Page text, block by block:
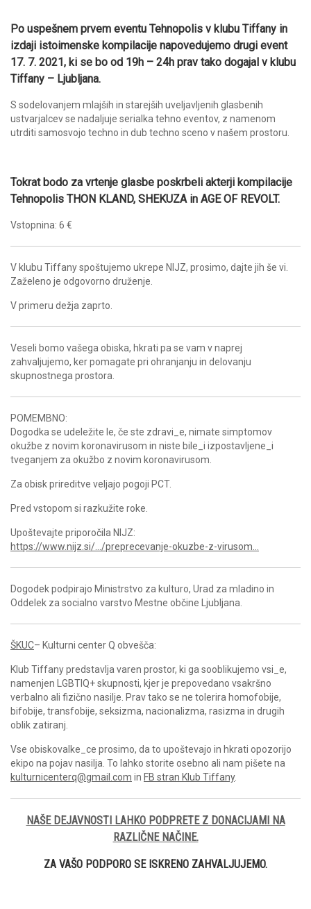
Po uspešnem prvem eventu Tehnopolis v klubu Tiffany in
izdaji istoimenske kompilacije napovedujemo drugi event
17. 7. 2021, ki se bo od 19h – 24h prav tako dogajal v klubu
Tiffany – Ljubljana.
S sodelovanjem mlajših in starejših uveljavljenih glasbenih
ustvarjalcev se nadaljuje serialka tehno eventov, z namenom
utrditi samosvojo techno in dub techno sceno v našem prostoru.
Tokrat bodo za vrtenje glasbe poskrbeli akterji kompilacije
Tehnopolis THON KLAND, SHEKUZA in AGE OF REVOLT.
Vstopnina: 6 €
V klubu Tiffany spoštujemo ukrepe NIJZ, prosimo, dajte jih še vi.
Zaželeno je odgovorno druženje.
V primeru dežja zaprto.
Veseli bomo vašega obiska, hkrati pa se vam v naprej
zahvaljujemo, ker pomagate pri ohranjanju in delovanju
skupnostnega prostora.
POMEMBNO:
Dogodka se udeležite le, če ste zdravi_e, nimate simptomov
okužbe z novim koronavirusom in niste bile_i izpostavljene_i
tveganjem za okužbo z novim koronavirusom.
Za obisk prireditve veljajo pogoji PCT.
Pred vstopom si razkužite roke.
Upoštevajte priporočila NIJZ:
https://www.nijz.si/…/preprecevanje-okuzbe-z-virusom…
Dogodek podpirajo Ministrstvo za kulturo, Urad za mladino in
Oddelek za socialno varstvo Mestne občine Ljubljana.
ŠKUC– Kulturni center Q obvešča:
Klub Tiffany predstavlja varen prostor, ki ga sooblikujemo vsi_e,
namenjen LGBTIQ+ skupnosti, kjer je prepovedano vsakršno
verbalno ali fizično nasilje. Prav tako se ne tolerira homofobije,
bifobije, transfobije, seksizma, nacionalizma, rasizma in drugih
oblik zatiranj.
Vse obiskovalke_ce prosimo, da to upoštevajo in hkrati opozorijo
ekipo na pojav nasilja. To lahko storite osebno ali nam pišete na
kulturnicenterq@gmail.com in FB stran Klub Tiffany.
NAŠE DEJAVNOSTI LAHKO PODPRETE Z DONACIJAMI NA
RAZLIČNE NAČINE.
ZA VAŠO PODPORO SE ISKRENO ZAHVALJUJEMO.